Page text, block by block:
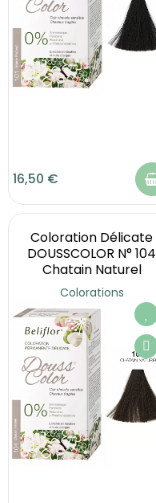
16,50 €
Coloration Délicate
DOUSSCOLOR N° 104
Chatain Naturel
Colorations